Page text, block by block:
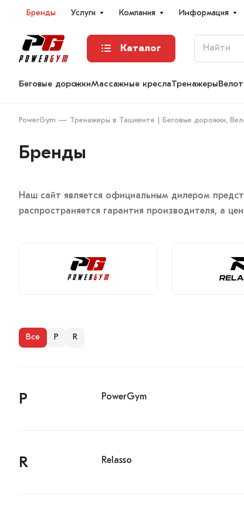
Бренды Услуги Компания Информация
Каталог
Беговые дорожкиМассажные креслаТренажеры
PowerGym — Тренажеры в Ташкенте | Беговые дорожки,
Бренды
Наш сайт является официальным дилером
распространяется гарантия производителя, а
Все P R
P PowerGym
R Relasso